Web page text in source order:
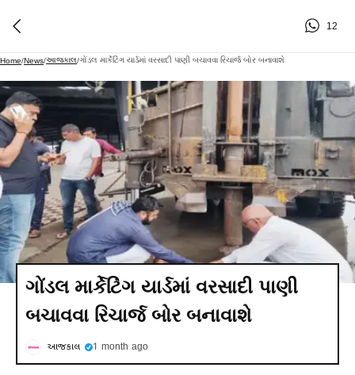
12
Home/News/આજકાલ/ગોંડલ માર્કેટિંગ યાર્ડમાં વરસાદી પાણી બચાવવા રિચાર્જ બોર બનાવાશે
ગોંડલ માર્કેટિંગ યાર્ડમાં વરસાદી પાણી
બચાવવા રિચાર્જ બોર બનાવાશે
આજકાલ 1 month ago